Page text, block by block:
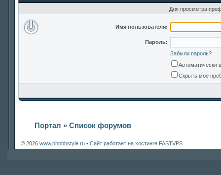
Для просмотра
Имя пользователя:
Пароль:
Забыли пароль?
Автоматически
Скрыть моё
Портал »Список форумов
© 2026 www.phpbbstyle.ru • Сайт работает на хостинге FASTVPS